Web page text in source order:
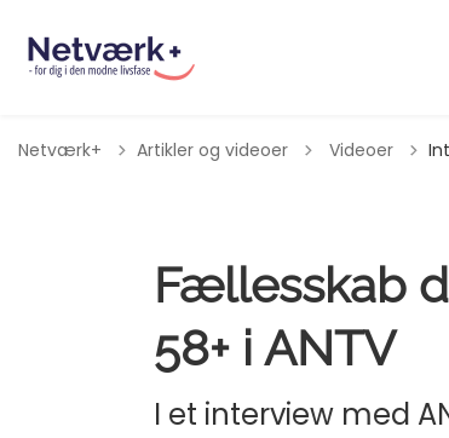
Netværk+ Artikler og videoer Tilbage til
Videoer
Fællesskab
58+ i ANTV
I et interview med